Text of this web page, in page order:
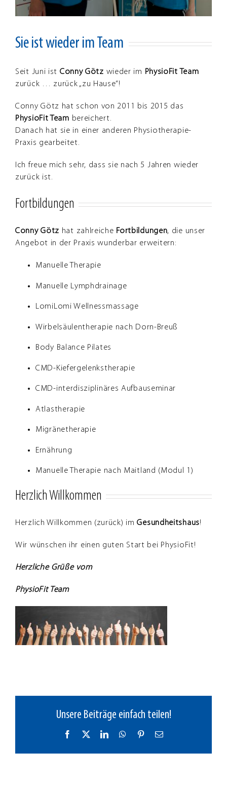
Sie ist wieder im Team
Seit Juni ist Conny Götz wieder im PhysioFit Team
zurück … zurück „zu Hause“!
Conny Götz hat schon von 2011 bis 2015 das
PhysioFit Team bereichert.
Danach hat sie in einer anderen Physiotherapie-
Praxis gearbeitet.
Ich freue mich sehr, dass sie nach 5 Jahren wieder
zurück ist.
Fortbildungen
Conny Götz hat zahlreiche Fortbildungen, die unser
Angebot in der Praxis wunderbar erweitern:
Manuelle Therapie
Manuelle Lymphdrainage
LomiLomi Wellnessmassage
Wirbelsäulentherapie nach Dorn-Breuß
Body Balance Pilates
CMD-Kiefergelenkstherapie
CMD-interdisziplinäres Aufbauseminar
Atlastherapie
Migränetherapie
Ernährung
Manuelle Therapie nach Maitland (Modul 1)
Herzlich Willkommen
Herzlich Willkommen (zurück) imGesundheitshaus!
Wir wünschen ihr einen guten Start bei PhysioFit!
Herzliche Grüße vom
PhysioFit Team
Unsere Beiträge einfach teilen!
Facebook LinkedInWhatsApp
Pinterest